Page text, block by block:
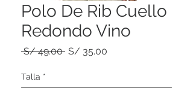
Polo De Rib Cuello
Redondo Vino
S/ 49.00 Precio
S/ 35.00
Talla *